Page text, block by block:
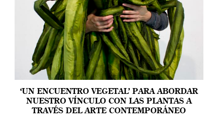
‘UN ENCUENTRO VEGETAL’ PARA ABORDAR
NUESTRO VÍNCULO CON LAS PLANTAS A
TRAVÉS DEL ARTE CONTEMPORÁNEO